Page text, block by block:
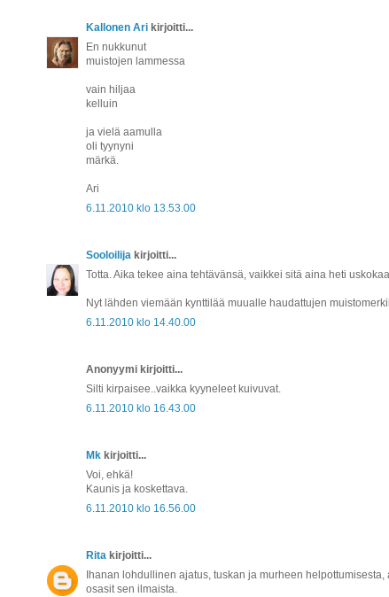
Kallonen Ari kirjoitti...
En nukkunut
muistojen lammessa
vain hiljaa
kelluin
ja vielä aamulla
oli tyynyni
märkä.
Ari
6.11.2010 klo 13.53.00
Sooloilija kirjoitti...
Totta. Aika tekee aina tehtävänsä, vaikkei sitä aina heti
Nyt lähden viemään kynttilää muualle haudattujen
6.11.2010 klo 14.40.00
Anonyymi kirjoitti...
Silti kirpaisee..vaikka kyyneleet kuivuvat.
6.11.2010 klo 16.43.00
Mk kirjoitti...
Voi, ehkä!
Kaunis ja koskettava.
6.11.2010 klo 16.56.00
Rita kirjoitti...
Ihanan lohdullinen ajatus, tuskan ja murheen
osasit sen ilmaista.